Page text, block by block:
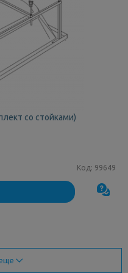
со стойками)
Код: 99649